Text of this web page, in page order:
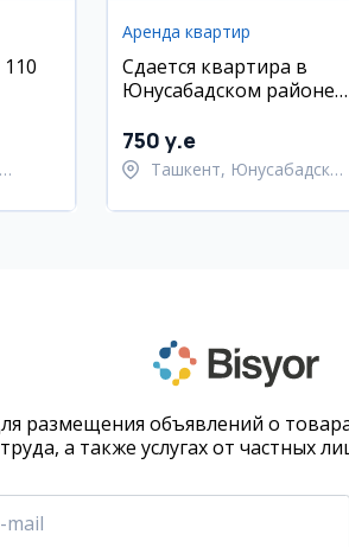
Аренда квартир
Сдается квартира в
Юнусабадском районе,
кв.м
750 y.e
Ташкент, Юнусабадский
размещения объявлений о
труда, а также услугах от частных